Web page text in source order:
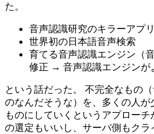
た。
音声認識研究のキラーアプリ
世界初の日本語音声検索
育てる音声認識エンジン（
修正 → 音声認識エンジンが
という話だった。 不完全なもの
のなんだそうな）を、多くの人
ものにしていくというアプロー
の選定もいいし、サーバ側もクラ